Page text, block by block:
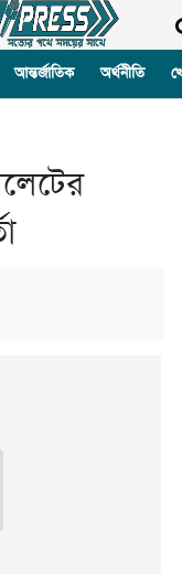
আন্তর্জাতিক অর্থনীতি